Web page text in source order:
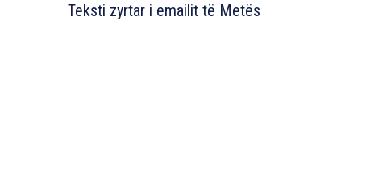
Teksti zyrtar i emailit të Metës